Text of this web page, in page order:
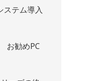
ステム導入
お勧めPC